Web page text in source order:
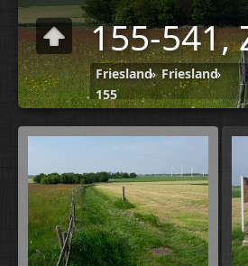
155-541,
Friesland» Friesland»
155